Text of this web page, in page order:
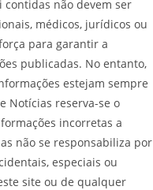
não devem ser
médicos, jurídicos ou
para garantir a
publicadas. No entanto,
estejam sempre
Notícias reserva-se o
incorretas a
não se responsabiliza por
especiais ou
site ou de qualquer